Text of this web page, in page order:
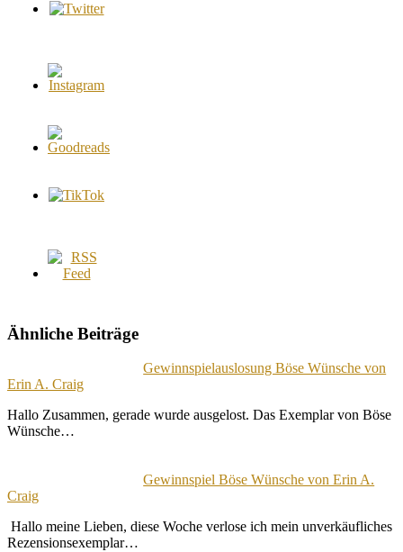
Ähnliche Beiträge
Gewinnspielauslosung Böse Wünsche von
Erin A. Craig
Hallo Zusammen, gerade wurde ausgelost. Das Exemplar von Böse
Wünsche…
Gewinnspiel Böse Wünsche von Erin A.
Craig
Hallo meine Lieben, diese Woche verlose ich mein unverkäufliches
Rezensionsexemplar…